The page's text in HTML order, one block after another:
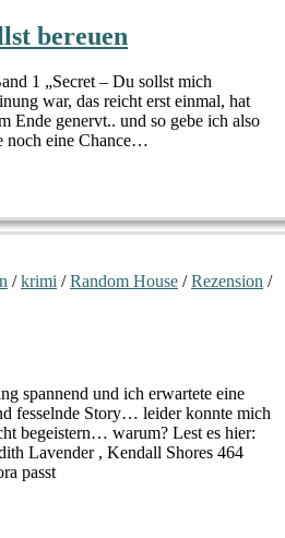
bereuen
1 „Secret – Du sollst mich
war, das reicht erst einmal, hat
Ende genervt.. und so gebe ich also
noch eine Chance…
/krimi /Random House /Rezension /
spannend und ich erwartete eine
fesselnde Story… leider konnte mich
begeistern… warum? Lest es hier:
Lavender , Kendall Shores 464
passt